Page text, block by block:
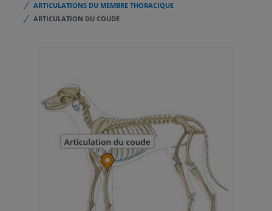
ARTICULATIONS DU MEMBRE THORACIQUE
ARTICULATION DU COUDE